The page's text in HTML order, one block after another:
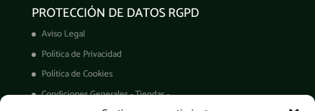
PROTECCIÓN DE DATOS RGPD
Aviso Legal
Política de Privacidad
Política de Cookies
Condiciones Generales - Tiendas -